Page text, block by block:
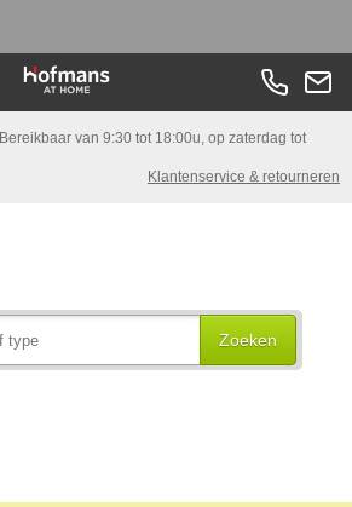
Bereikbaar van 9:30 tot 18:00u, op zaterdag tot
Klantenservice & retourneren
Zoeken